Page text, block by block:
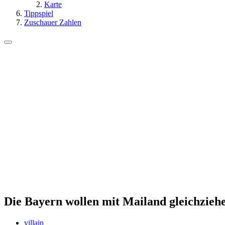
Karte
Tippspiel
Zuschauer Zahlen
Die Bayern wollen mit Mailand
villain